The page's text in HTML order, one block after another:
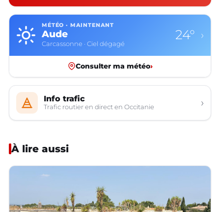
MÉTÉO · MAINTENANT
Aude
Carcassonne · Ciel dégagé
24° ›
Consulter ma météo›
Info trafic
Trafic routier en direct en Occitanie ›
À lire aussi